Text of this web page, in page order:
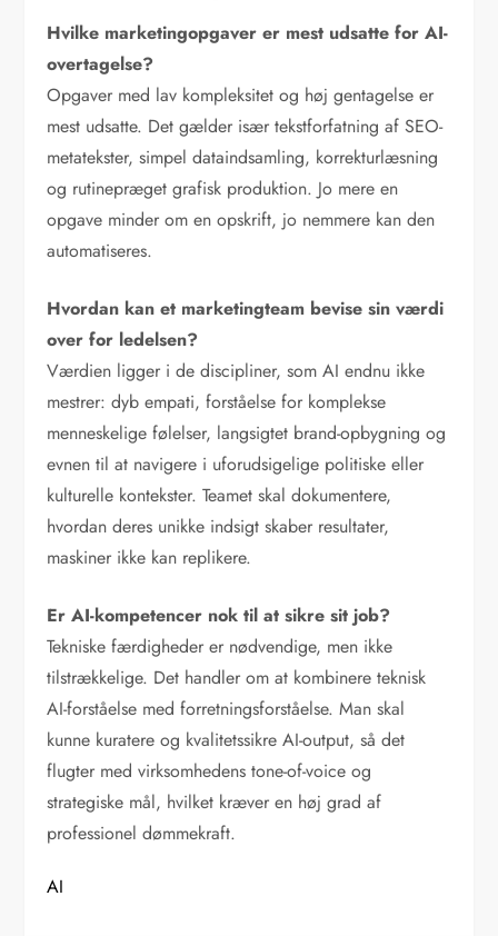
Hvilke marketingopgaver er mest udsatte for AI-
overtagelse?
Opgaver med lav kompleksitet og høj gentagelse er
mest udsatte. Det gælder især tekstforfatning af SEO-
metatekster, simpel dataindsamling, korrekturlæsning
og rutinepræget grafisk produktion. Jo mere en
opgave minder om en opskrift, jo nemmere kan den
automatiseres.
Hvordan kan et marketingteam bevise sin værdi
over for ledelsen?
Værdien ligger i de discipliner, som AI endnu ikke
mestrer: dyb empati, forståelse for komplekse
menneskelige følelser, langsigtet brand-opbygning og
evnen til at navigere i uforudsigelige politiske eller
kulturelle kontekster. Teamet skal dokumentere,
hvordan deres unikke indsigt skaber resultater,
maskiner ikke kan replikere.
Er AI-kompetencer nok til at sikre sit job?
Tekniske færdigheder er nødvendige, men ikke
tilstrækkelige. Det handler om at kombinere teknisk
AI-forståelse med forretningsforståelse. Man skal
kunne kuratere og kvalitetssikre AI-output, så det
flugter med virksomhedens tone-of-voice og
strategiske mål, hvilket kræver en høj grad af
professionel dømmekraft.
AI